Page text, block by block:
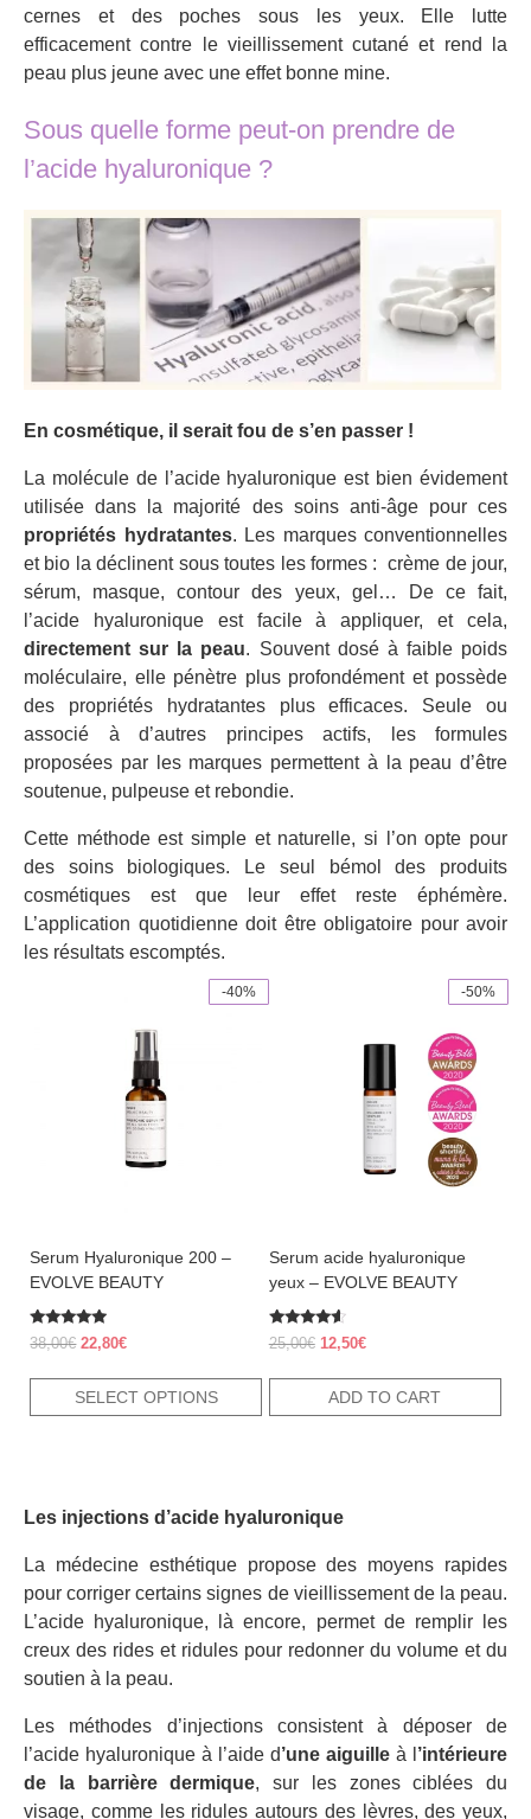
cernes et des poches sous les yeux. Elle lutte
efficacement contre le vieillissement cutané et rend la
peau plus jeune avec une effet bonne mine.
Sous quelle forme peut-on prendre de
l’acide hyaluronique ?
En cosmétique, il serait fou de s’en passer !
La molécule de l’acide hyaluronique est bien évidement
utilisée dans la majorité des soins anti-âge pour ces
propriétés hydratantes. Les marques conventionnelles
et bio la déclinent sous toutes les formes : crème de jour,
sérum, masque, contour des yeux, gel… De ce fait,
l’acide hyaluronique est facile à appliquer, et cela,
directement sur la peau. Souvent dosé à faible poids
moléculaire, elle pénètre plus profondément et possède
des propriétés hydratantes plus efficaces. Seule ou
associé à d’autres principes actifs, les formules
proposées par les marques permettent à la peau d’être
soutenue, pulpeuse et rebondie.
Cette méthode est simple et naturelle, si l’on opte pour
des soins biologiques. Le seul bémol des produits
cosmétiques est que leur effet reste éphémère.
L’application quotidienne doit être obligatoire pour avoir
les résultats escomptés.
-40%
Serum Hyaluronique 200 –
EVOLVE BEAUTY
Rated
4.70
38,00€ Original
was:
22,80€Current
is:
SELECT OPTIONS
chosen
on
the
product
-50%
Serum acide hyaluronique
yeux – EVOLVE BEAUTY
Rated
4.38
25,00€ Original
was:
12,50€Current
is:
ADD TO CART
Les injections d’acide hyaluronique
La médecine esthétique propose des moyens rapides
pour corriger certains signes de vieillissement de la peau.
L’acide hyaluronique, là encore, permet de remplir les
creux des rides et ridules pour redonner du volume et du
soutien à la peau.
Les méthodes d’injections consistent à déposer de
l’acide hyaluronique à l’aide d’une aiguille à l ’intérieure
de la barrière dermique, sur les zones ciblées du
visage, comme les ridules autours des lèvres, des yeux,